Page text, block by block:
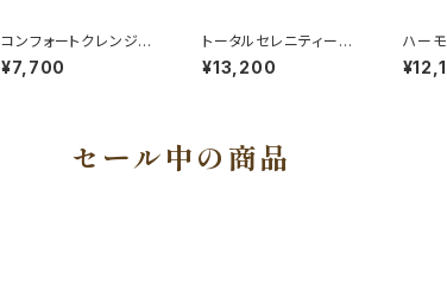
コンフォートクレンジン
グムース
¥7,700
トータルセレニティーセ
ラム
¥13,200
ハーモ
ネック
セール中の商品